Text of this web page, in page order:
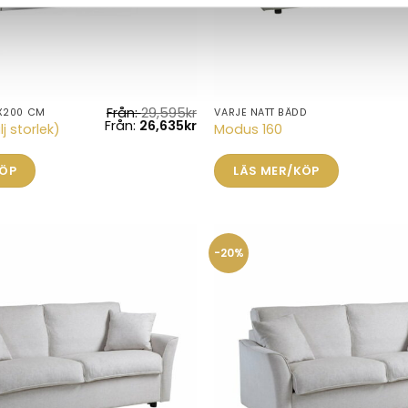
CM
storlek)
Från:29,595kr
Från: 26,635kr
VARJE NATT BÄDD
Modus 160
LÄS MER/KÖP
-20%